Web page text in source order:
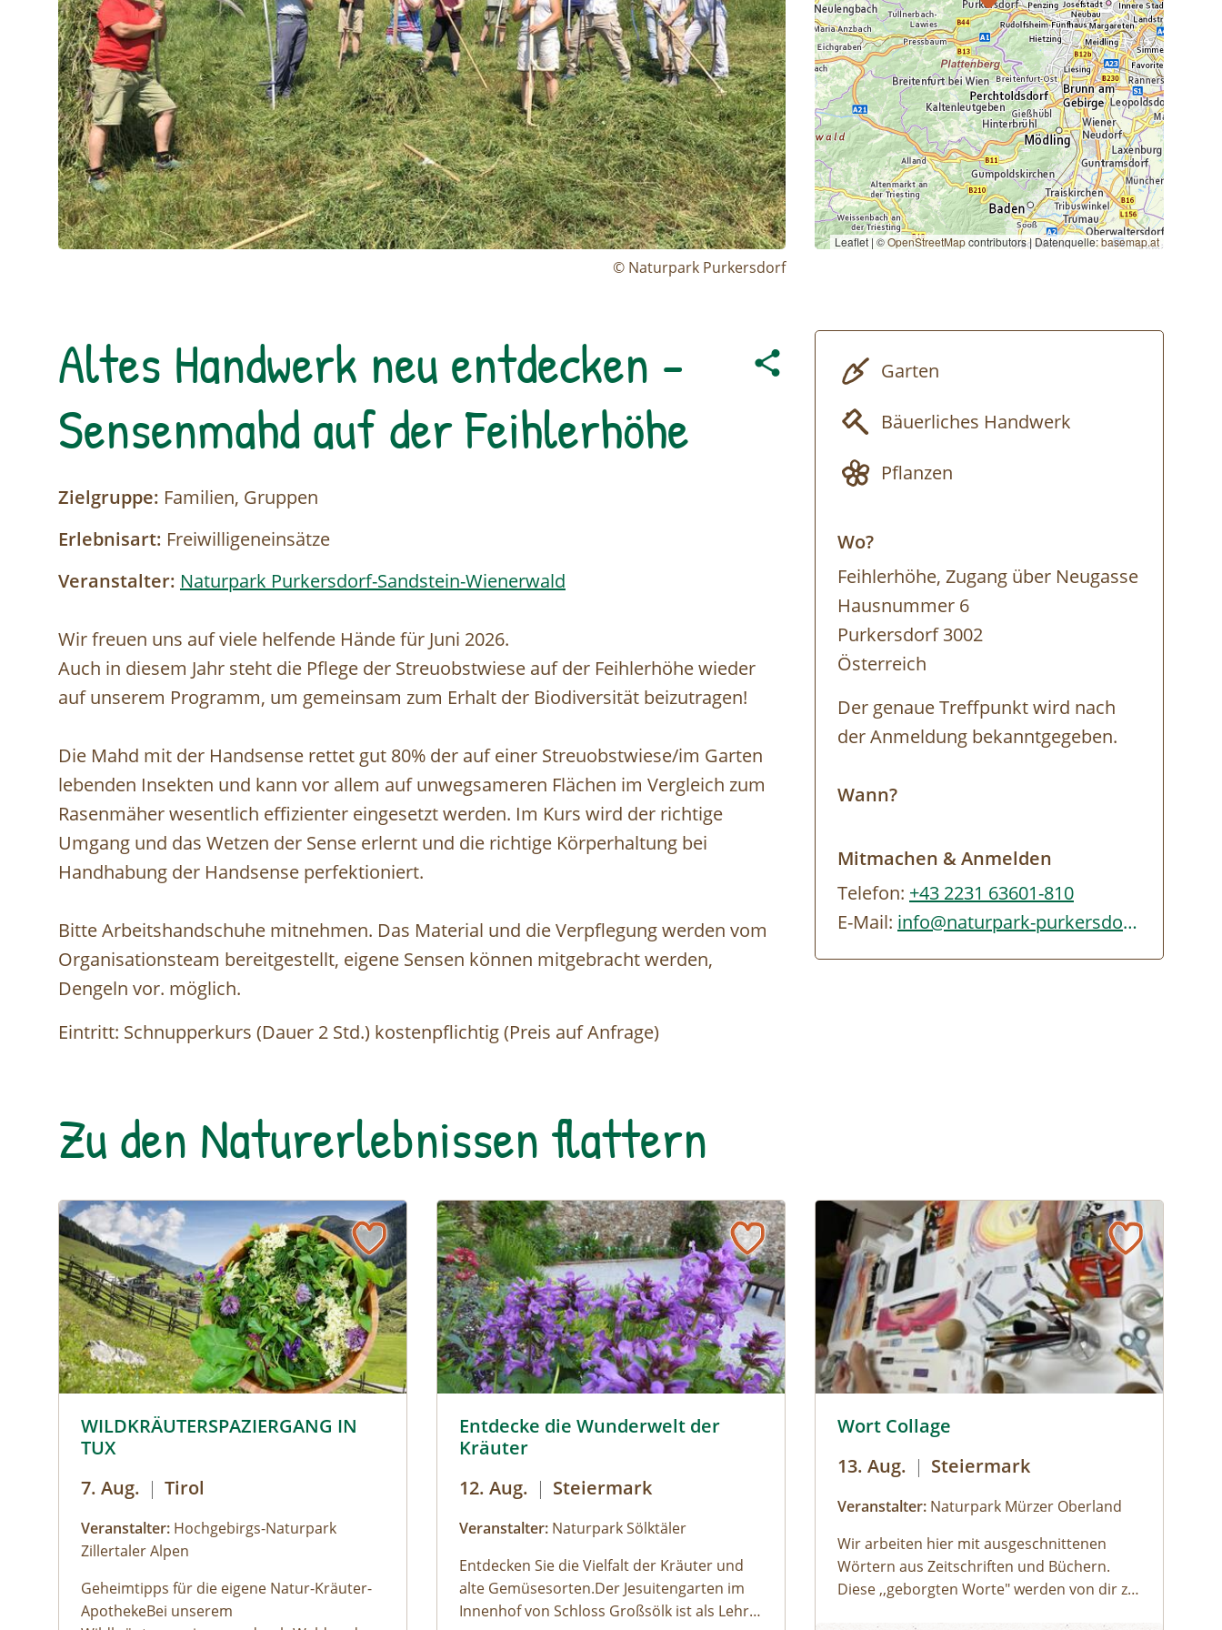
© Naturpark Purkersdorf
Leaflet | ©OpenStreetMapcontributors|Datenquelle:basemap.at
Altes Handwerk neu entdecken -
Sensenmahd auf der Feihlerhöhe
Zielgruppe: Familien, Gruppen
Erlebnisart: Freiwilligeneinsätze
Veranstalter: Naturpark Purkersdorf-Sandstein-Wienerwald
Wir freuen uns auf viele helfende Hände für Juni 2026.
Auch in diesem Jahr steht die Pflege der Streuobstwiese auf der Feihlerhöhe wieder
auf unserem Programm, um gemeinsam zum Erhalt der Biodiversität beizutragen!
Die Mahd mit der Handsense rettet gut 80% der auf einer Streuobstwiese/im Garten
lebenden Insekten und kann vor allem auf unwegsameren Flächen im Vergleich zum
Rasenmäher wesentlich effizienter eingesetzt werden. Im Kurs wird der richtige
Umgang und das Wetzen der Sense erlernt und die richtige Körperhaltung bei
Handhabung der Handsense perfektioniert.
Bitte Arbeitshandschuhe mitnehmen. Das Material und die Verpflegung werden vom
Organisationsteam bereitgestellt, eigene Sensen können mitgebracht werden,
Dengeln vor. möglich.
Eintritt: Schnupperkurs (Dauer 2 Std.) kostenpflichtig (Preis auf Anfrage)
Garten
Bäuerliches Handwerk
Pflanzen
Wo?
Feihlerhöhe, Zugang über Neugasse
Hausnummer 6
Purkersdorf 3002
Österreich
Der genaue Treffpunkt wird nach
der Anmeldung bekanntgegeben.
Wann?
Mitmachen & Anmelden
Telefon: +43 2231 63601-810
E-Mail:
info@naturpark-purkersdorf.at
Zu den Naturerlebnissen flattern
© © Hochgebirgs-Naturpark Zillertaler Alpen
WILDKRÄUTERSPAZIERGANG IN
TUX
7. Aug. | Tirol
Veranstalter: Hochgebirgs-Naturpark
Zillertaler Alpen
Geheimtipps für die eigene Natur-Kräuter-
ApothekeBei unserem
Entdecke die Wunderwelt der
Kräuter
12. Aug. | Steiermark
Veranstalter: Naturpark Sölktäler
Entdecken Sie die Vielfalt der Kräuter und
alte Gemüsesorten.Der Jesuitengarten im
Innenhof von Schloss Großsölk ist als Lehr-
Wort Collage
13. Aug. | Steiermark
Veranstalter: Naturpark Mürzer Oberland
Wir arbeiten hier mit ausgeschnittenen
Wörtern aus Zeitschriften und Büchern.
Diese ,,geborgten Worte" werden von dir zu